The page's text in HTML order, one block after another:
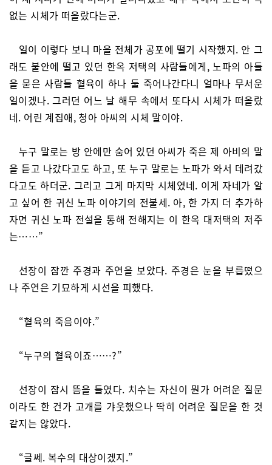
없는 시체가 떠올랐다는군.
일이 이렇다 보니 마을 전체가 공포에 떨기 시작했지. 안 그
래도 불안에 떨고 있던 한옥 저택의 사람들에게, 노파의 아들
을 묻은 사람들 혈육이 하나 둘 죽어나간다니 얼마나 무서운
일이겠나. 그러던 어느 날 해무 속에서 또다시 시체가 떠올랐
네. 어린 계집애, 청아 아씨의 시체 말이야.
누구 말로는 방 안에만 숨어 있던 아씨가 죽은 제 아비의 말
을 듣고 나갔다고도 하고, 또 누구 말로는 노파가 와서 데려갔
다고도 하더군. 그리고 그게 마지막 시체였네. 이게 자네가 알
고 싶어 한 귀신 노파 이야기의 전불세. 아, 한 가지 더 추가하
자면 귀신 노파 전설을 통해 전해지는 이 한옥 대저택의 저주
는……”
선장이 잠깐 주경과 주연을 보았다. 주경은 눈을 부릅떴으
나 주연은 기묘하게 시선을 피했다.
“혈육의 죽음이야.”
“누구의 혈육이죠……?”
선장이 잠시 뜸을 들였다. 치수는 자신이 뭔가 어려운 질문
이라도 한 건가 고개를 갸웃했으나 딱히 어려운 질문을 한 것
같지는 않았다.
“글쎄. 복수의 대상이겠지.”